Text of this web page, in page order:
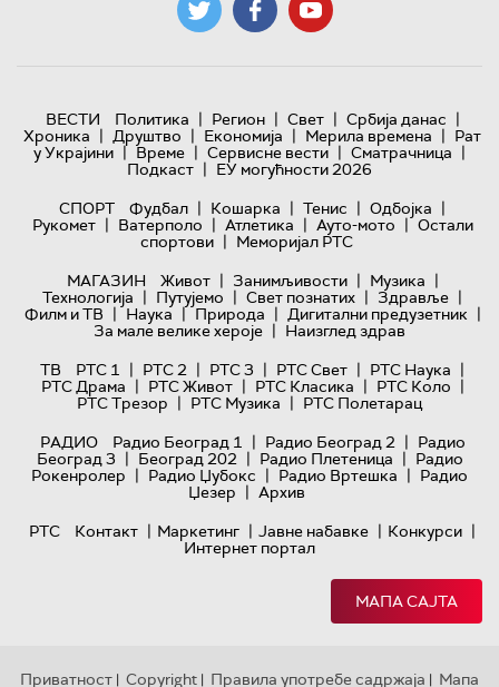
ВЕСТИ Политика | Регион | Свет | Србија данас |
Хроника | Друштво | Економија | Мерила времена | Рат
у Украјини | Време | Сервисне вести | Сматрачница |
Подкаст | ЕУ могућности 2026
СПОРТ
Фудбал | Кошарка | Тенис | Одбојка |
Рукомет | Ватерполо | Атлетика | Ауто-мото | Остали
спортови | Меморијал РТС
МАГАЗИН
Живот | Занимљивости | Музика |
Технологијa | Путујемо | Свет познатих | Здравље |
Филм и ТВ | Наука | Природа | Дигитални предузетник |
За мале велике хероје | Наизглед здрав
ТВ
РТС 1 | РТС 2 | РТС 3 | РТС Свет | РТС Наука |
РТС Драма | РТС Живот | РТС Класика | РТС Коло |
РТС Трезор | РТС Музика | РТС Полетарац
РАДИО
Радио Београд 1 | Радио Београд 2 | Радио
Београд 3 | Београд 202 | Радио Плетеница | Радио
Рокенролер | Радио Џубокс | Радио Вртешка | Радио
Џезер | Архив
РТС
Контакт | Маркетинг | Јавне набавке | Конкурси |
Интернет портал
МАПА САЈТА
Приватност | Copyright | Правила употребе садржаја | Мапа